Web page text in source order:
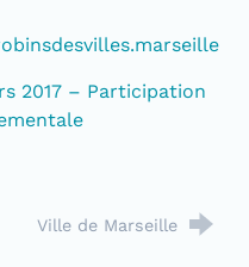
2017 – Participation
Ville de Marseille